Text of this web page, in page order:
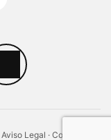
Aviso Legal · Cookies